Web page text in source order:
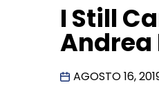
I Still
Andrea
AGOSTO 16,